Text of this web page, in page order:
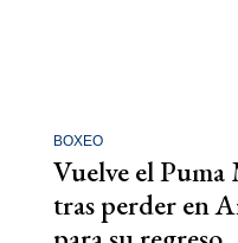
BOXEO
Vuelve el
tras perder en